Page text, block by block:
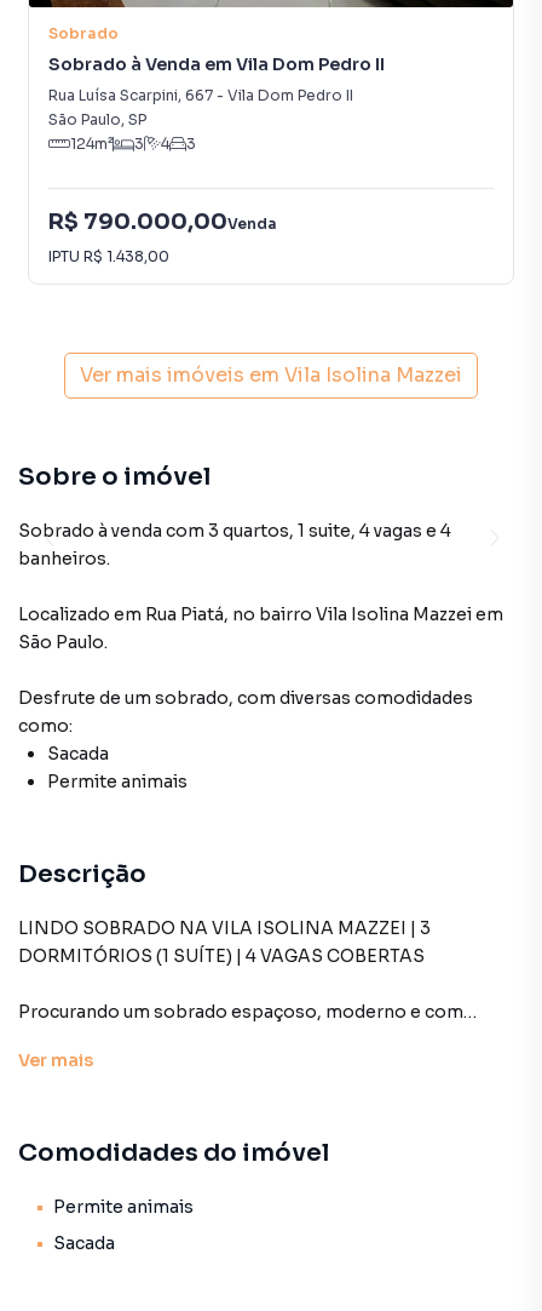
Sobrado
Sobrado à Venda em Vila Dom Pedro II
Rua Luísa Scarpini, 667 - Vila Dom Pedro II
São Paulo, SP
124m² 3 4 3
R$ 790.000,00Venda
IPTU R$ 1.438,00
Ver mais imóveis em Vila Isolina Mazzei
Sobre o imóvel
Sobrado à venda com 3 quartos, 1 suite, 4 vagas e 4
banheiros.
Localizado em Rua Piatá, no bairro Vila Isolina Mazzeiem
São Paulo.
Desfrute de um sobrado, com diversas comodidades
como:
Sacada
Permite animais
Descrição
LINDO SOBRADO NA VILA ISOLINA MAZZEI | 3
DORMITÓRIOS (1 SUÍTE) | 4 VAGAS COBERTAS
Procurando um sobrado espaçoso, moderno e com
garagem cobertas e ambientes integrados ideais para a
oportunidade que você esperava.
Ver mais
Comodidades do imóvel
Permite animais
Sacada